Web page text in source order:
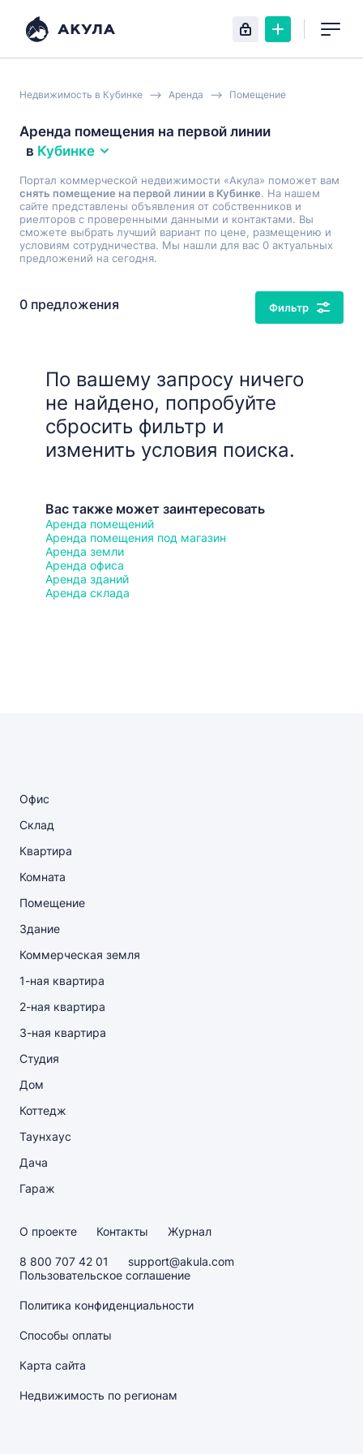
Недвижимость в Кубинке Аренда Помещение
Аренда помещения на первой линии
в Кубинке
Портал коммерческой недвижимости «Акула» поможет вам
снять помещение на первой линии в Кубинке. На нашем
сайте представлены объявления от собственников и
риелторов с проверенными данными и контактами. Вы
сможете выбрать лучший вариант по цене, размещению и
условиям сотрудничества. Мы нашли для вас 0 актуальных
предложений на сегодня.
0 предложения Фильтр
По вашему запросу ничего
не найдено, попробуйте
сбросить фильтр и
изменить условия поиска.
Вас также может заинтересовать
Аренда помещений
Аренда помещения под магазин
Аренда земли
Аренда офиса
Аренда зданий
Аренда склада
Офис
Склад
Квартира
Комната
Помещение
Здание
Коммерческая земля
1-ная квартира
2-ная квартира
3-ная квартира
Студия
Дом
Коттедж
Таунхаус
Дача
Гараж
О проекте Контакты Журнал
8 800 707 42 01
support@akula.com
Пользовательское соглашение
Политика конфиденциальности
Способы оплаты
Карта сайта
Недвижимость по регионам